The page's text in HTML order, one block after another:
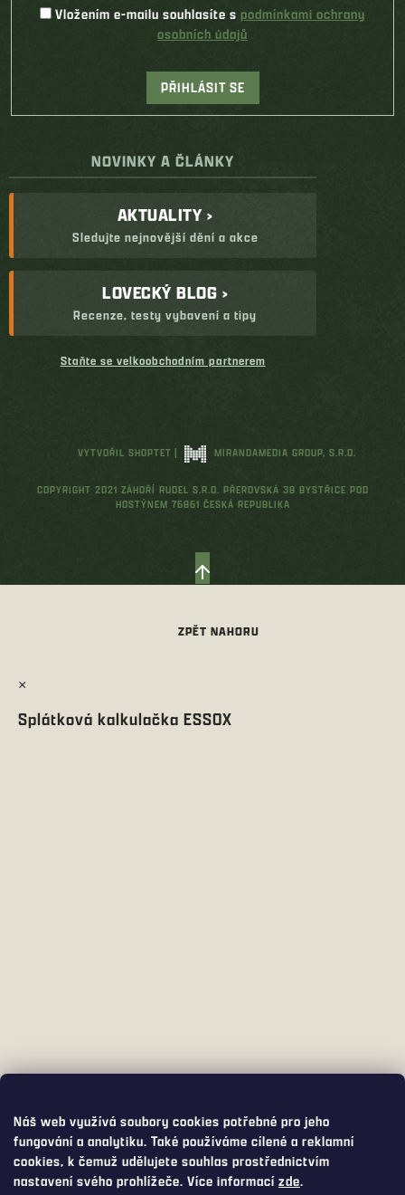
Náš web využívá soubory cookies potřebné pro jeho
fungování a analytiku. Také používáme cílené a reklamní
cookies, k čemuž udělujete souhlas prostřednictvím
nastavení svého prohlížeče. Více informacízde.
Vložením e-mailu souhlasíte s podmínkami ochrany
osobních údajů
PŘIHLÁSIT SE
NOVINKY A ČLÁNKY
AKTUALITY ›
Sledujte nejnovější dění a akce
LOVECKÝ BLOG ›
Recenze, testy vybavení a tipy
Staňte se velkoobchodním partnerem
VYTVOŘIL SHOPTET | MIRANDAMEDIA GROUP, S.R.O.
COPYRIGHT 2021 ZÁHOŘÍ RUDEL S.R.O. PŘEROVSKÁ 38 BYSTŘICE POD
HOSTÝNEM 76861 ČESKÁ REPUBLIKA
×
Splátková kalkulačka ESSOX